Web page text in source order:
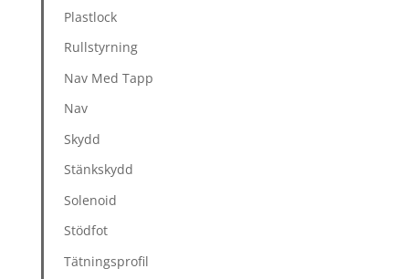
Plastlock
Rullstyrning
Nav Med Tapp
Nav
Skydd
Stänkskydd
Solenoid
Stödfot
Tätningsprofil